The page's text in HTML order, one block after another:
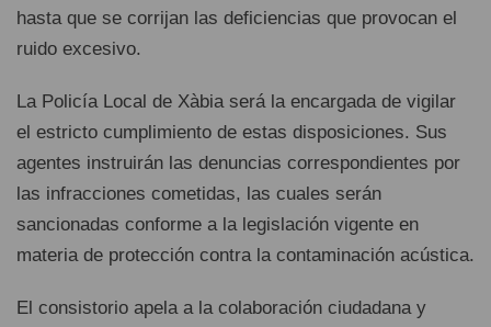
hasta que se corrijan las deficiencias que provocan el
ruido excesivo.
La Policía Local de Xàbia será la encargada de vigilar
el estricto cumplimiento de estas disposiciones. Sus
agentes instruirán las denuncias correspondientes por
las infracciones cometidas, las cuales serán
sancionadas conforme a la legislación vigente en
materia de protección contra la contaminación acústica.
El consistorio apela a la colaboración ciudadana y